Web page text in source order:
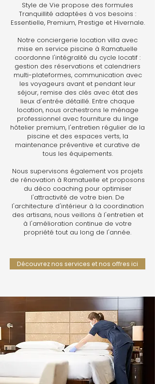
Style de Vie propose des formules
Tranquillité adaptées à vos besoins :
Essentielle, Premium, Prestige et Hivernale.
Notre conciergerie location villa avec
mise en service piscine à Ramatuelle
coordonne l'intégralité du cycle locatif :
gestion des réservations et calendriers
multi-plateformes, communication avec
les voyageurs avant et pendant leur
séjour, remise des clés avec état des
lieux d'entrée détaillé. Entre chaque
location, nous orchestrons le ménage
professionnel avec fourniture du linge
hôtelier premium, l'entretien régulier de la
piscine et des espaces verts, la
maintenance préventive et curative de
tous les équipements.
Nous supervisons également vos projets
de rénovation à Ramatuelle et proposons
du déco coaching pour optimiser
l'attractivité de votre bien. De
l'architecture d'intérieur à la coordination
des artisans, nous veillons à l'entretien et
à l'amélioration continue de votre
propriété tout au long de l'année.
Découvrez nos services et nos offres ici